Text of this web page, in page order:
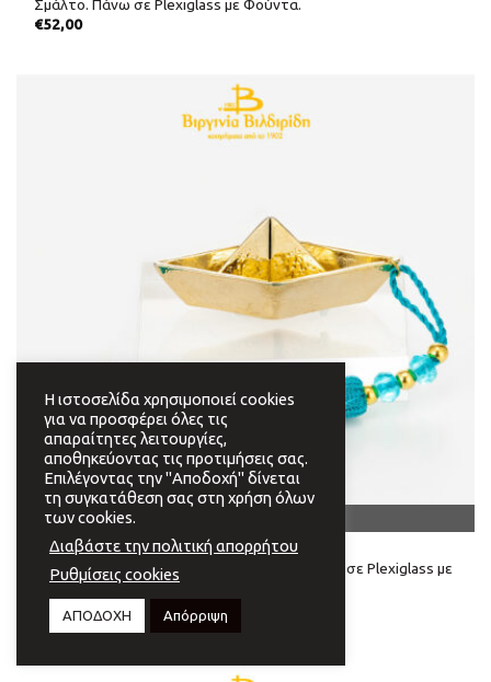
Σμάλτο. Πάνω σε Plexiglass με Φούντα.
€52,00
ΔΙΑΚΟΣΜΗΤΙΚΆ
Διακοσμητικό. Καράβι. Κ24 Επιχρύσωμα. Πάνω σε Plexiglass με
Φούντα.
48,00
Η ιστοσελίδα χρησιμοποιεί cookies
για να προσφέρει όλες τις
απαραίτητες λειτουργίες,
αποθηκεύοντας τις προτιμήσεις σας.
Επιλέγοντας την "Αποδοχή" δίνεται
τη συγκατάθεση σας στη χρήση όλων
των cookies.
Διαβάστε την πολιτική απορρήτου
Ρυθμίσεις cookies
ΑΠΟΔΟΧΗ Απόρριψη